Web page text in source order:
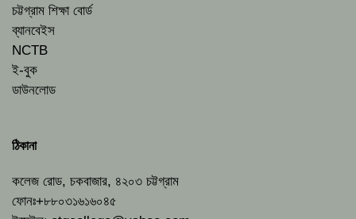
চট্টগ্রাম শিক্ষা বোর্ড
ব্যানবেইস
NCTB
ই-বুক
ডাউনলোড
ঠিকানা
কলেজ রোড, চকবাজার, ৪২০৩ চট্টগ্রাম
ফোনঃ+৮৮০৩১৬১৬০৪৫